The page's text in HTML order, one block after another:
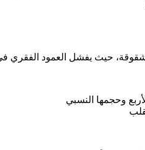
حيث يفشل العمود الفقري
وحجمها النسبي